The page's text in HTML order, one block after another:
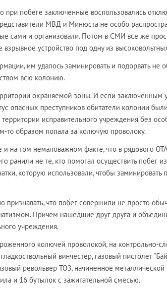
при побеге заключенные воспользовались
МВД и Минюста не особо
сами и организовали. Потом в СМИ все же
устройство под одну из
им удалось заминировать и подорвать не
всю колонию.
охраняемой зоны. И если заключенным
опасных преступников обитатели колонии
исправительного учреждения без
то образом попала за колючую проволоку.
и на том немаловажном факте, что в рядового
ранили не те, кто помогал осуществить побег
которую использовали, чтобы
что побег совершили не просто
Причем нашедшие друг друга и
учреждения.
колючей проволокой, на контрольно-
винчестер, газовый пистолет
револьвер ТОЗ, начиненное
и 16 бутылок с зажигательной смесью.